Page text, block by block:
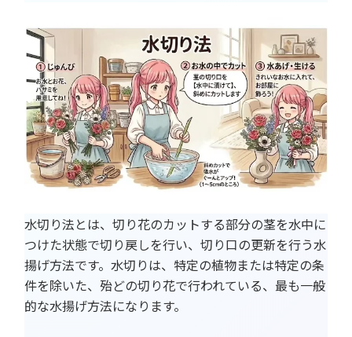
水切り法とは、切り花のカットする部分の茎を水中に
つけた状態で切り戻しを行い、切り口の更新を行う水
揚げ方法です。水切りは、特定の植物または特定の条
件を除いた、殆どの切り花で行われている、最も一般
的な水揚げ方法になります。